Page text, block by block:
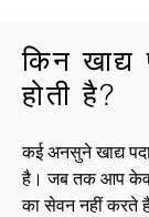
किन खाद्य
होती है?
कई अनसुने खाद्य
है। जब तक आप
का सेवन नहीं करते